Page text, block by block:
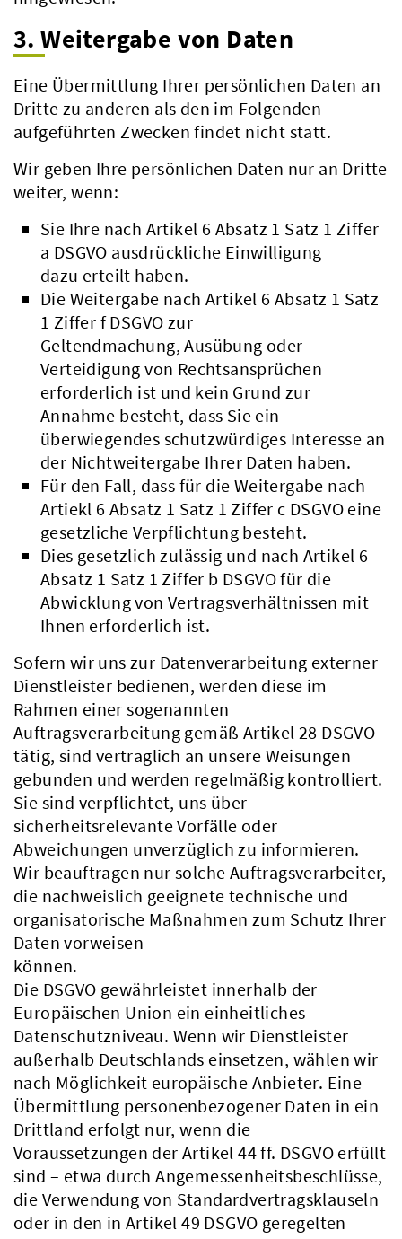
Beteiligungsbericht
Pflichtumtausch
3. Weitergabe von Daten
Eine Übermittlung Ihrer persönlichen Daten an
Dritte zu anderen als den im Folgenden
aufgeführten Zwecken findet nicht statt.
Wir geben Ihre persönlichen Daten nur an Dritte
weiter, wenn:
Sie Ihre nach Artikel 6 Absatz 1 Satz 1 Ziffer
a DSGVO ausdrückliche Einwilligung
dazu erteilt haben.
Die Weitergabe nach Artikel 6 Absatz 1 Satz
1 Ziffer f DSGVO zur
Geltendmachung, Ausübung oder
Verteidigung von Rechtsansprüchen
erforderlich ist und kein Grund zur
Annahme besteht, dass Sie ein
überwiegendes schutzwürdiges Interesse an
der Nichtweitergabe Ihrer Daten haben.
Für den Fall, dass für die Weitergabe nach
Artiekl 6 Absatz 1 Satz 1 Ziffer c DSGVO eine
gesetzliche Verpflichtung besteht.
Dies gesetzlich zulässig und nach Artikel 6
Absatz 1 Satz 1 Ziffer b DSGVO für die
Abwicklung von Vertragsverhältnissen mit
Ihnen erforderlich ist.
Sofern wir uns zur Datenverarbeitung externer
Dienstleister bedienen, werden diese im
Rahmen einer sogenannten
Auftragsverarbeitung gemäß Artikel 28 DSGVO
tätig, sind vertraglich an unsere Weisungen
gebunden und werden regelmäßig kontrolliert.
Sie sind verpflichtet, uns über
sicherheitsrelevante Vorfälle oder
Abweichungen unverzüglich zu informieren.
Wir beauftragen nur solche Auftragsverarbeiter,
die nachweislich geeignete technische und
organisatorische Maßnahmen zum Schutz Ihrer
Daten vorweisen
können.
Die DSGVO gewährleistet innerhalb der
Europäischen Union ein einheitliches
Datenschutzniveau. Wenn wir Dienstleister
außerhalb Deutschlands einsetzen, wählen wir
nach Möglichkeit europäische Anbieter. Eine
Übermittlung personenbezogener Daten in ein
Drittland erfolgt nur, wenn die
Voraussetzungen der Artikel 44 ff. DSGVO erfüllt
sind – etwa durch Angemessenheitsbeschlüsse,
die Verwendung von Standardvertragsklauseln
oder in den in Artikel 49 DSGVO geregelten